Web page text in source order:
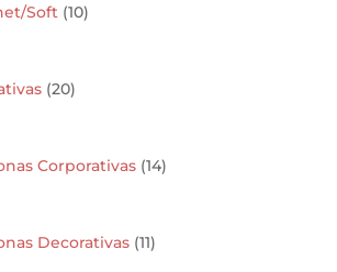
Soft 10products
20products
Corporativas 14products
Decorativas 11products